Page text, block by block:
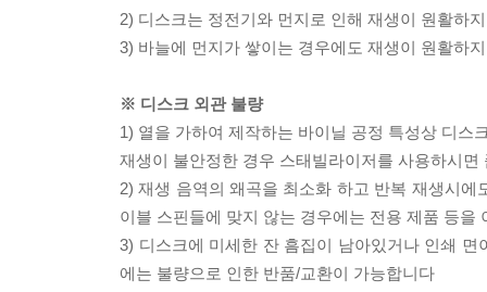
2) 디스크는 정전기와 먼지로 인해 재생이 원활하
3) 바늘에 먼지가 쌓이는 경우에도 재생이 원활하
※ 디스크 외관 불량
1) 열을 가하여 제작하는 바이닐 공정 특성상 디스
재생이 불안정한 경우 스태빌라이저를 사용하시
2) 재생 음역의 왜곡을 최소화 하고 반복 재생시
이블 스핀들에 맞지 않는 경우에는 전용 제품 등
3) 디스크에 미세한 잔 흠집이 남아있거나 인쇄
에는 불량으로 인한 반품/교환이 가능합니다